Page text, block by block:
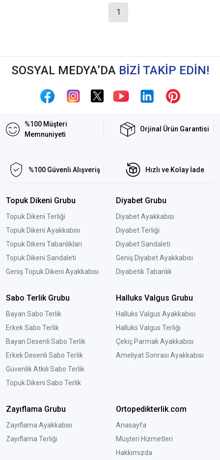
1
SOSYAL MEDYA’DA BİZİ TAKİP EDİN!
%100 Müşteri
Memnuniyeti
Orjinal Ürün Garantisi
%100 Güvenli Alışveriş Hızlı ve Kolay İade
Topuk Dikeni Grubu
Topuk Dikeni Terliği
Topuk Dikeni Ayakkabısı
Topuk Dikeni Tabanlıkları
Topuk Dikeni Sandaleti
Geniş Topuk Dikeni Ayakkabısı
Diyabet Grubu
Diyabet Ayakkabısı
Diyabet Terliği
Diyabet Sandaleti
Geniş Diyabet Ayakkabısı
Diyabetik Tabanlık
Sabo Terlik Grubu
Bayan Sabo Terlik
Erkek Sabo Terlik
Bayan Desenli Sabo Terlik
Erkek Desenli Sabo Terlik
Güvenlik Atkılı Sabo Terlik
Topuk Dikeni Sabo Terlik
Halluks Valgus Grubu
Halluks Valgus Ayakkabısı
Halluks Valgus Terliği
Çekiç Parmak Ayakkabısı
Ameliyat Sonrası Ayakkabısı
Zayıflama Grubu
Zayıflama Ayakkabısı
Zayıflama Terliği
Ortopedikterlik.com
Anasayfa
Müşteri Hizmetleri
Hakkımızda